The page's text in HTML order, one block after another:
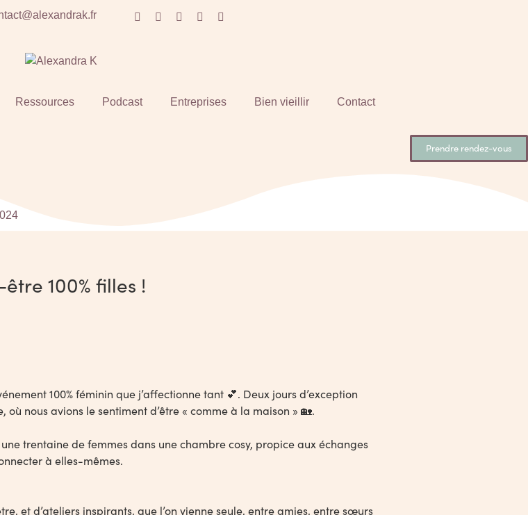
Ressources Podcast Entreprises Bien vieillir Contact
Prendre rendez-vous
100% filles !
100% féminin que j’affectionne tant 💕. Deux jours d’exception
nous avions le sentiment d’être « comme à la maison » 🏡.
trentaine de femmes dans une chambre cosy, propice aux échanges
à elles-mêmes.
et d’ateliers inspirants, que l’on vienne seule, entre amies, entre sœurs